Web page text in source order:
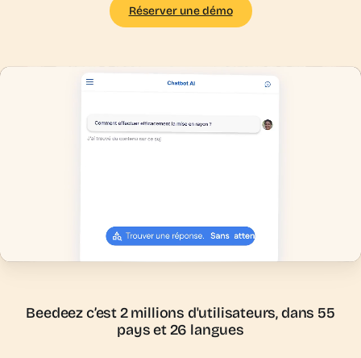
Réserver une démo
Beedeez c’est 2 millions d'utilisateurs, dans 55
pays et 26 langues